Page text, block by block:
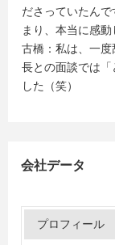
ださっていたん
まり、本当に感動
古橋：私は、一
長との面談では
した（笑）
会社データ
プロフィール